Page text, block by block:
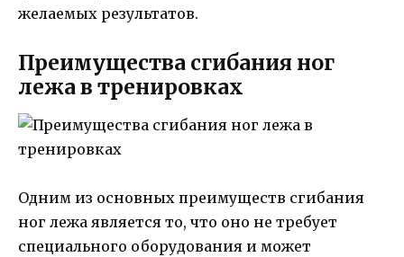
желаемых результатов.
Преимущества сгибания ног
лежа в тренировках
Одним из основных преимуществ сгибания
ног лежа является то, что оно не требует
специального оборудования и может